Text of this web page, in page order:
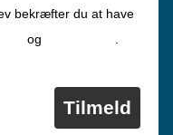
bekræfter du at have
og
Tilmeld